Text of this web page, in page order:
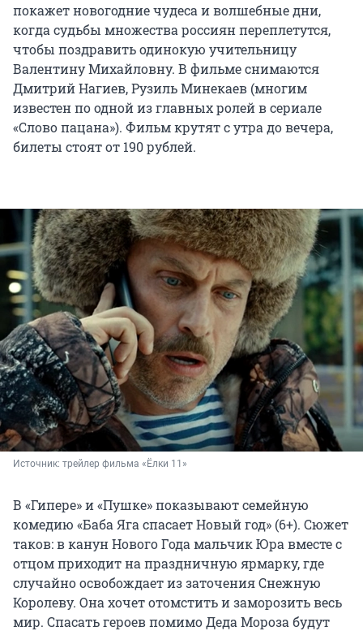
покажет новогодние чудеса и волшебные дни,
когда судьбы множества россиян переплетутся,
чтобы поздравить одинокую учительницу
Валентину Михайловну. В фильме снимаются
Дмитрий Нагиев, Рузиль Минекаев (многим
известен по одной из главных ролей в сериале
«Слово пацана»). Фильм крутят с утра до вечера,
билеты стоят от 190 рублей.
Источник: трейлер фильма «Ёлки 11»
В «Гипере» и «Пушке» показывают семейную
комедию «Баба Яга спасает Новый год» (6+). Сюжет
таков: в канун Нового Года мальчик Юра вместе с
отцом приходит на праздничную ярмарку, где
случайно освобождает из заточения Снежную
Королеву. Она хочет отомстить и заморозить весь
мир. Спасать героев помимо Деда Мороза будут